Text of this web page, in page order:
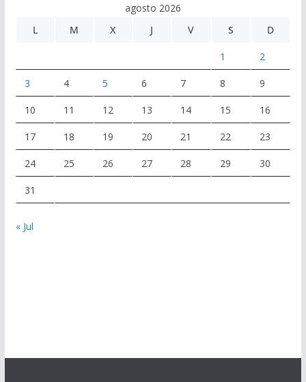
agosto 2026
L
M X J V S D
1 2
3 4 5 6 7 8 9
10 11 12 13 14 15 16
17 18 19 20 21 22 23
24 25 26 27 28 29 30
31
« Jul